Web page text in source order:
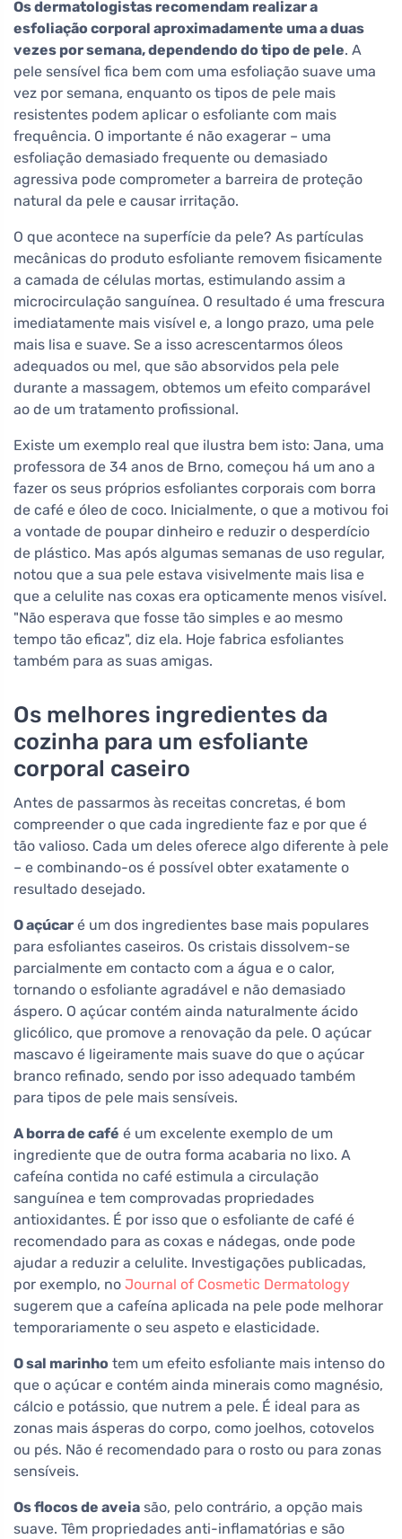
Os dermatologistas recomendam realizar a
esfoliação corporal aproximadamente uma a duas
vezes por semana, dependendo do tipo de pele. A
pele sensível fica bem com uma esfoliação suave uma
vez por semana, enquanto os tipos de pele mais
resistentes podem aplicar o esfoliante com mais
frequência. O importante é não exagerar – uma
esfoliação demasiado frequente ou demasiado
agressiva pode comprometer a barreira de proteção
natural da pele e causar irritação.
O que acontece na superfície da pele? As partículas
mecânicas do produto esfoliante removem fisicamente
a camada de células mortas, estimulando assim a
microcirculação sanguínea. O resultado é uma frescura
imediatamente mais visível e, a longo prazo, uma pele
mais lisa e suave. Se a isso acrescentarmos óleos
adequados ou mel, que são absorvidos pela pele
durante a massagem, obtemos um efeito comparável
ao de um tratamento profissional.
Existe um exemplo real que ilustra bem isto: Jana, uma
professora de 34 anos de Brno, começou há um ano a
fazer os seus próprios esfoliantes corporais com borra
de café e óleo de coco. Inicialmente, o que a motivou foi
a vontade de poupar dinheiro e reduzir o desperdício
de plástico. Mas após algumas semanas de uso regular,
notou que a sua pele estava visivelmente mais lisa e
que a celulite nas coxas era opticamente menos visível.
"Não esperava que fosse tão simples e ao mesmo
tempo tão eficaz", diz ela. Hoje fabrica esfoliantes
também para as suas amigas.
Os melhores ingredientes da
cozinha para um esfoliante
corporal caseiro
Antes de passarmos às receitas concretas, é bom
compreender o que cada ingrediente faz e por que é
tão valioso. Cada um deles oferece algo diferente à pele
– e combinando-os é possível obter exatamente o
resultado desejado.
O açúcar é um dos ingredientes base mais populares
para esfoliantes caseiros. Os cristais dissolvem-se
parcialmente em contacto com a água e o calor,
tornando o esfoliante agradável e não demasiado
áspero. O açúcar contém ainda naturalmente ácido
glicólico, que promove a renovação da pele. O açúcar
mascavo é ligeiramente mais suave do que o açúcar
branco refinado, sendo por isso adequado também
para tipos de pele mais sensíveis.
A borra de café é um excelente exemplo de um
ingrediente que de outra forma acabaria no lixo. A
cafeína contida no café estimula a circulação
sanguínea e tem comprovadas propriedades
antioxidantes. É por isso que o esfoliante de café é
recomendado para as coxas e nádegas, onde pode
ajudar a reduzir a celulite. Investigações publicadas,
por exemplo, no Journal of Cosmetic Dermatology
sugerem que a cafeína aplicada na pele pode melhorar
temporariamente o seu aspeto e elasticidade.
O sal marinho tem um efeito esfoliante mais intenso do
que o açúcar e contém ainda minerais como magnésio,
cálcio e potássio, que nutrem a pele. É ideal para as
zonas mais ásperas do corpo, como joelhos, cotovelos
ou pés. Não é recomendado para o rosto ou para zonas
sensíveis.
Os flocos de aveia são, pelo contrário, a opção mais
suave. Têm propriedades anti-inflamatórias e são